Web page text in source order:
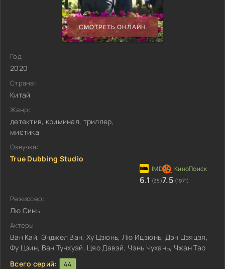
СМОТРЕТЬ ОНЛАЙН
Год:
2020
Страна:
Китай
Жанр:
детектив, криминал, триллер,
мистика
Озвучка:
True Dubbing Studio
6.1 (35)7.5 (1971)
Режиссер:
Лю Синь
Актеры:
Ван Кай, Энджел Ван, Ху Цзюнь, Лю Ицзюнь, Дэн Цзяцзя,
Фу Цзин, Ван Тунхуэй, Цяо Давэй, Чэнь Чухань, Чжан Тао
Всего серий:
44